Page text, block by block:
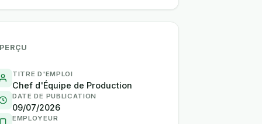
TITRE D'EMPLOI
Chef d'Équipe de Production
DATE DE PUBLICATION
09/07/2026
EMPLOYEUR